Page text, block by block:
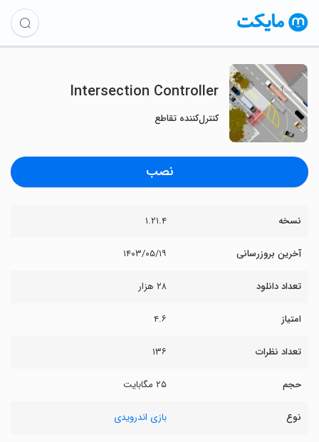
Intersection Controller
کنترل‌کننده تقاطع
نصب
نسخه ۱.۲۱.۴
آخرین بروزرسانی ۱۴۰۳/۰۵/۱۹
تعداد دانلود ۲۸ هزار
امتیاز ۴.۶
تعداد نظرات ۱۳۶
حجم ۲۵ مگابایت
نوع بازی اندرویدی